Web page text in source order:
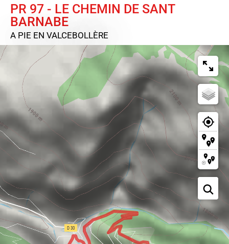
PR 97 - LE CHEMIN DE SANT
BARNABE
A PIE EN VALCEBOLLÈRE